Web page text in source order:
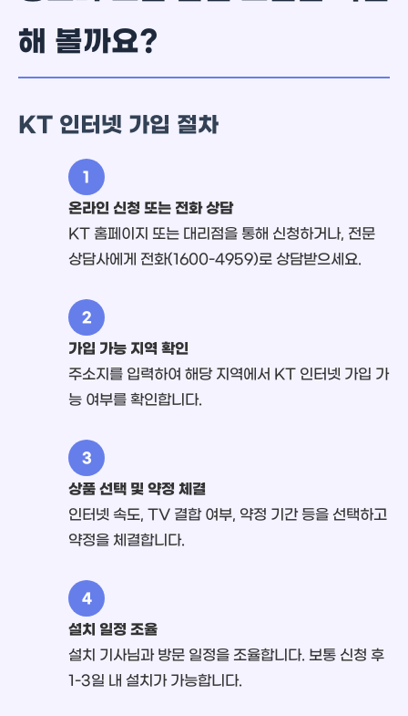
해 볼까요?
KT 인터넷 가입 절차
1
온라인 신청 또는 전화 상담
KT 홈페이지 또는 대리점을 통해 신청하거나, 전문
상담사에게 전화(1600-4959)로 상담받으세요.
2
가입 가능 지역 확인
주소지를 입력하여 해당 지역에서 KT 인터넷 가입 가
능 여부를 확인합니다.
3
상품 선택 및 약정 체결
인터넷 속도, TV 결합 여부, 약정 기간 등을 선택하고
약정을 체결합니다.
4
설치 일정 조율
설치 기사님과 방문 일정을 조율합니다. 보통 신청 후
1-3일 내 설치가 가능합니다.